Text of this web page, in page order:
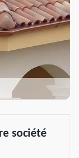
société